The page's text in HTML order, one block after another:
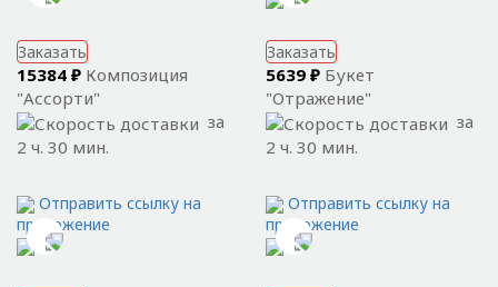
Заказать
15384 ₽ Композиция
"Ассорти"
за
2 ч. 30 мин.
Отправить ссылку на
приложение
Заказать
5639 ₽ Букет
"Отражение"
за
2 ч. 30 мин.
Отправить ссылку на
приложение